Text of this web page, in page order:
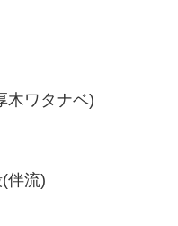
ワタナベ)
伴流)